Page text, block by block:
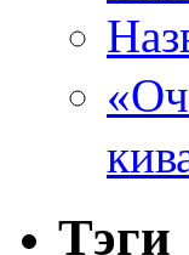
Тэги